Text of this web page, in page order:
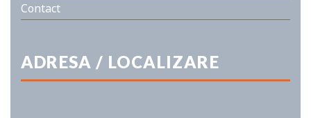
Contact
ADRESA / LOCALIZARE